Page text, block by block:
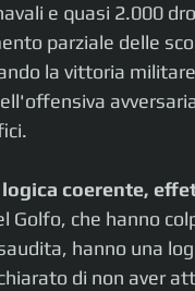
e quasi 2.000
parziale delle
la vittoria
coerente,
Golfo, che hanno
hanno una
di non aver